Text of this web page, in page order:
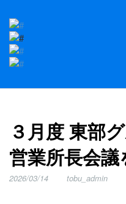
３月度 東部
営業所長会
2026/03/14 tobu_admin